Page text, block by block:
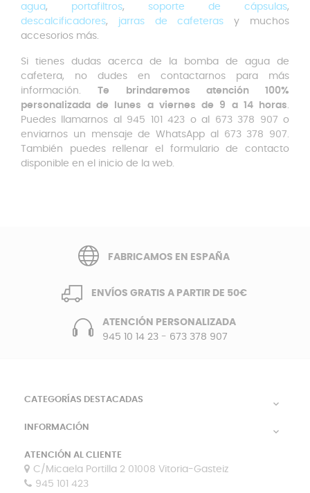
agua, portafiltros, soporte de cápsulas,
descalcificadores, jarras de cafeteras y muchos
accesorios más.
Si tienes dudas acerca de la bomba de agua de
cafetera, no dudes en contactarnos para más
información.Te brindaremos atención 100%
personalizada de lunes a viernes de 9 a 14 horas.
Puedes llamarnos al 945 101 423 o al 673 378 907 o
enviarnos un mensaje de WhatsApp al 673 378 907.
También puedes rellenar el formulario de contacto
disponible en el inicio de la web.
FABRICAMOS EN ESPAÑA
ENVÍOS GRATIS A PARTIR DE 50€
ATENCIÓN PERSONALIZADA
945 10 14 23- 673 378 907
CATEGORÍAS DESTACADAS 
INFORMACIÓN 
ATENCIÓN AL CLIENTE
C/Micaela Portilla 2 01008 Vitoria-Gasteiz
945 101 423